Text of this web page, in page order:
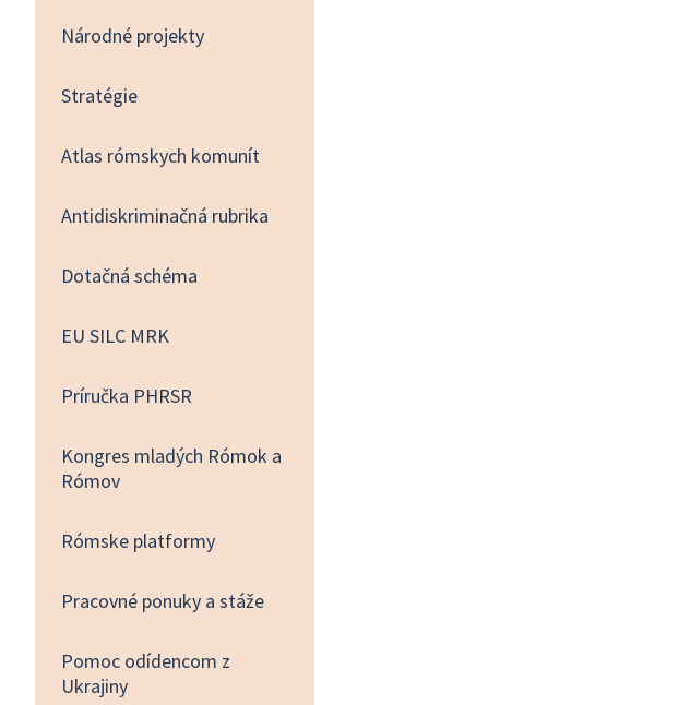
Národné projekty
Stratégie
Atlas rómskych komunít
Antidiskriminačná rubrika
Dotačná schéma
EU SILC MRK
Príručka PHRSR
Kongres mladých Rómok a
Rómov
Rómske platformy
Pracovné ponuky a stáže
Pomoc odídencom z
Ukrajiny